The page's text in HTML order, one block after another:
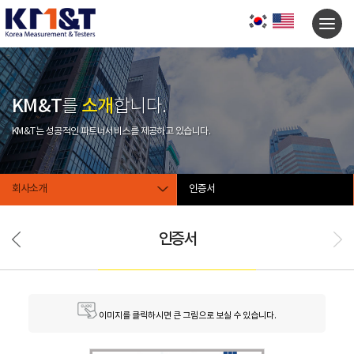
KM&T를소개합니다.
KM&T는 성공적인 파트너서비스를 제공하고 있습니다.
회사소개 인증서
인증서
이미지를 클릭하시면 큰 그림으로 보실 수 있습니다.